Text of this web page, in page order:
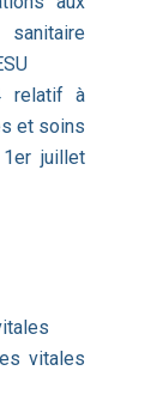
relatif à
et soins
1er juillet
vitales